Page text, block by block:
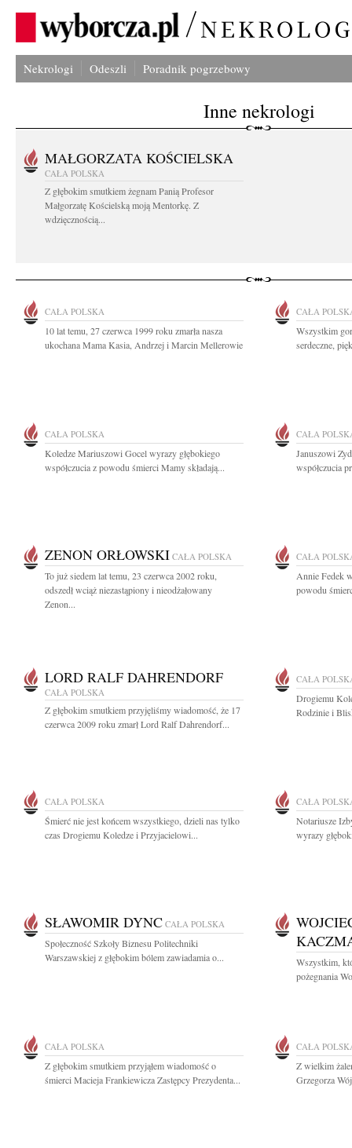
Nekrologi Odeszli Poradnik pogrzebowy
Inne nekrologi
MAŁGORZATA KOŚCIELSKA
CAŁA POLSKA
Z głębokim smutkiem żegnam Panią Profesor
Małgorzatę Kościelską moją Mentorkę. Z
wdzięcznością...
CAŁA POLSKA
10 lat temu, 27 czerwca 1999 roku zmarła nasza
ukochana Mama Kasia, Andrzej i Marcin Mellerowie
CAŁA
Wszystkim
serdeczne,
CAŁA POLSKA
Koledze Mariuszowi Gocel wyrazy głębokiego
współczucia z powodu śmierci Mamy składają...
CAŁA
Januszowi
współczucia
ZENON ORŁOWSKI CAŁA POLSKA
To już siedem lat temu, 23 czerwca 2002 roku,
odszedł wciąż niezastąpiony i nieodżałowany
Zenon...
CAŁA
Annie Fedek
powodu
LORD RALF DAHRENDORF
CAŁA POLSKA
Z głębokim smutkiem przyjęliśmy wiadomość, że 17
czerwca 2009 roku zmarł Lord Ralf Dahrendorf...
CAŁA
Drogiemu
Rodzinie i
CAŁA POLSKA
Śmierć nie jest końcem wszystkiego, dzieli nas tylko
czas Drogiemu Koledze i Przyjacielowi...
CAŁA
Notariusze
wyrazy
SŁAWOMIR DYNC CAŁA POLSKA
Społeczność Szkoły Biznesu Politechniki
Warszawskiej z głębokim bólem zawiadamia o...
Wszystkim,
pożegnania
CAŁA POLSKA
Z głębokim smutkiem przyjąłem wiadomość o
śmierci Macieja Frankiewicza Zastępcy Prezydenta...
CAŁA
Z wielkim
Grzegorza